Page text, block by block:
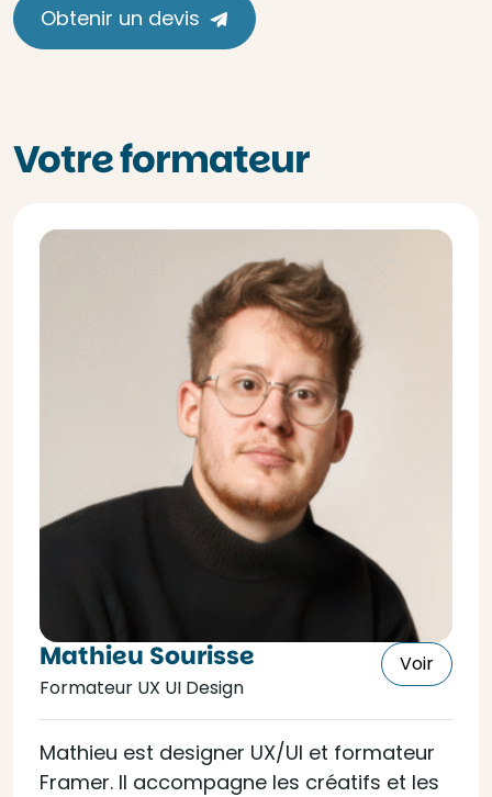
Obtenir un devis
Votre formateur
Mathieu Sourisse
Formateur UX UI Design
Voir
Mathieu est designer UX/UI et formateur
Framer. Il accompagne les créatifs et les